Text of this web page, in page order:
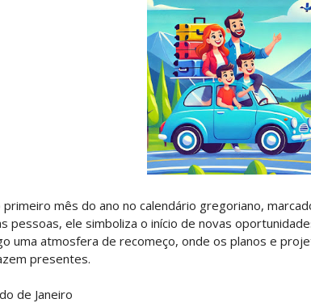
primeiro mês do ano no calendário gregoriano,
pessoas, ele simboliza o início de novas
uma atmosfera de recomeço, onde os planos e
presentes.
de Janeiro